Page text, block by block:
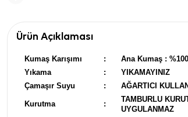
Ürün Açıklaması
Kumaş Karışımı :
Ana Kumaş :
Yıkama
:
YIKAMAYINIZ
Çamaşır Suyu
: AĞARTICI
Kurutma :
TAMBURLU
UYGULANMAZ